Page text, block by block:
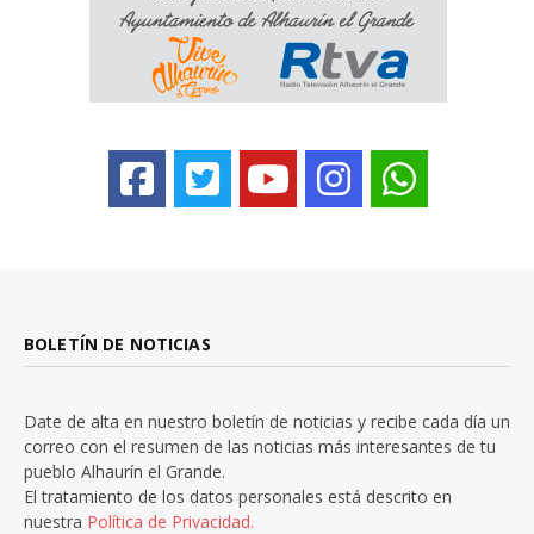
BOLETÍN DE NOTICIAS
Date de alta en nuestro boletín de noticias y recibe cada día un
correo con el resumen de las noticias más interesantes de tu
pueblo Alhaurín el Grande.
El tratamiento de los datos personales está descrito en
nuestra Política de Privacidad.